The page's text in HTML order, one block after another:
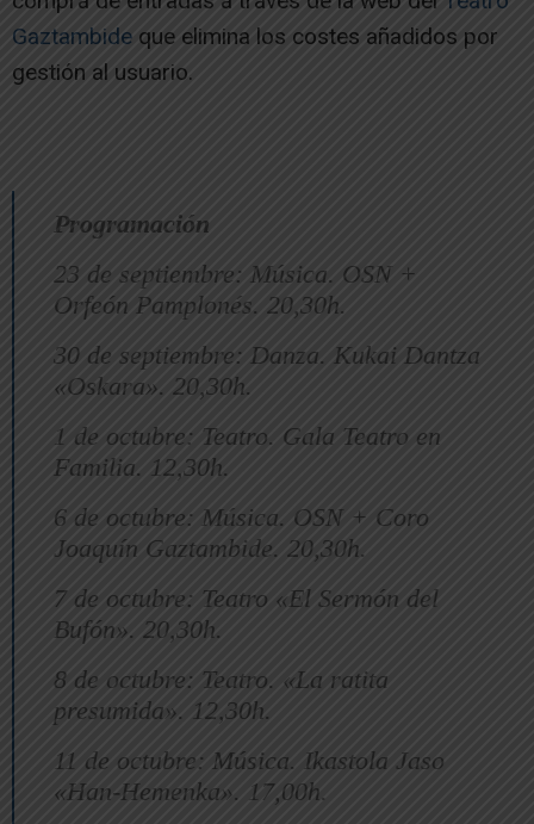
Gaztambide que elimina los costes añadidos por
gestión al usuario.
Programación
23 de septiembre: Música. OSN +
Orfeón Pamplonés. 20,30h.
30 de septiembre: Danza. Kukai Dantza
«Oskara». 20,30h.
1 de octubre: Teatro. Gala Teatro en
Familia. 12,30h.
6 de octubre: Música. OSN + Coro
Joaquín Gaztambide. 20,30h.
7 de octubre: Teatro «El Sermón del
Bufón». 20,30h.
8 de octubre: Teatro. «La ratita
presumida». 12,30h.
11 de octubre: Música. Ikastola Jaso
«Han-Hemenka». 17,00h.